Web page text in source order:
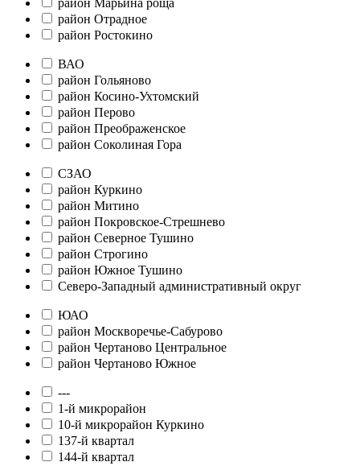
район Марьина роща
район Отрадное
район Ростокино
ВАО
район Гольяново
район Косино-Ухтомский
район Перово
район Преображенское
район Соколиная Гора
СЗАО
район Куркино
район Митино
район Покровское-Стрешнево
район Северное Тушино
район Строгино
район Южное Тушино
Северо-Западный административный округ
ЮАО
район Москворечье-Сабурово
район Чертаново Центральное
район Чертаново Южное
---
1-й микрорайон
10-й микрорайон Куркино
137-й квартал
144-й квартал